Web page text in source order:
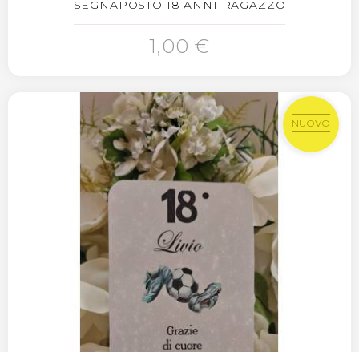
SEGNAPOSTO 18 ANNI RAGAZZO
1,00 €
NUOVO